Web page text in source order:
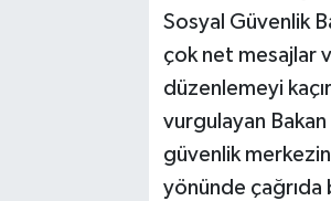
Sosyal Güvenlik
çok net mesajlar
düzenlemeyi
vurgulayan
güvenlik
yönünde çağrıda